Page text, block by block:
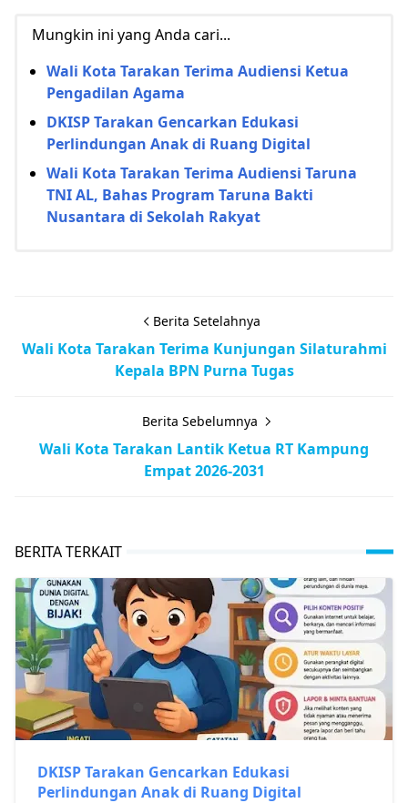
Mungkin ini yang Anda cari...
Wali Kota Tarakan Terima Audiensi Ketua
Pengadilan Agama
DKISP Tarakan Gencarkan Edukasi
Perlindungan Anak di Ruang Digital
Wali Kota Tarakan Terima Audiensi Taruna
TNI AL, Bahas Program Taruna Bakti
Nusantara di Sekolah Rakyat
Berita Setelahnya
Wali Kota Tarakan Terima Kunjungan Silaturahmi
Kepala BPN Purna Tugas
Berita Sebelumnya
Wali Kota Tarakan Lantik Ketua RT Kampung
Empat 2026-2031
BERITA TERKAIT
DKISP Tarakan Gencarkan Edukasi
Perlindungan Anak di Ruang Digital